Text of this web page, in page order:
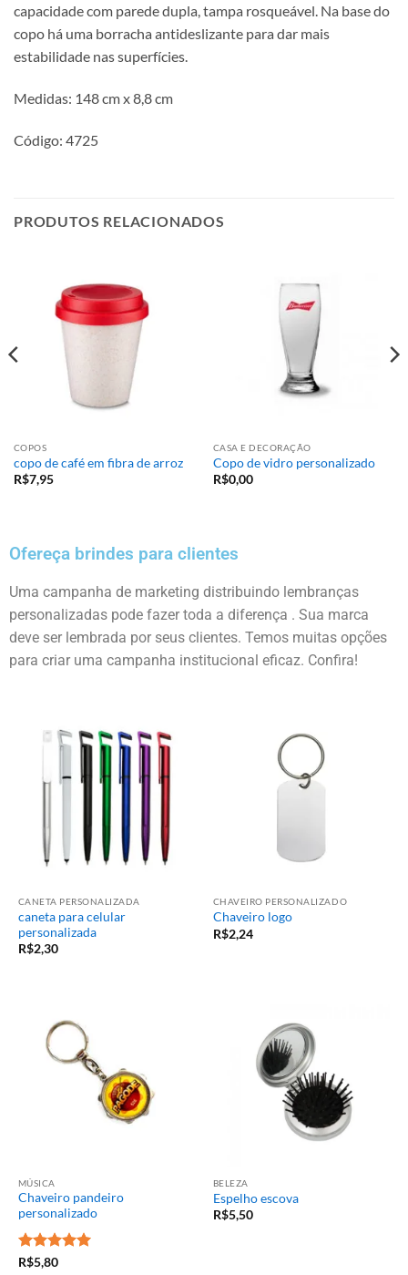
capacidade com parede dupla, tampa rosqueável. Na base do
copo há uma borracha antideslizante para dar mais
estabilidade nas superfícies.
Medidas: 148 cm x 8,8 cm
Código: 4725
PRODUTOS RELACIONADOS
COPOS
copo de café em fibra de arroz
R$7,95
CASA E DECORAÇÃO
Copo de vidro personalizado
R$0,00
Ofereça brindes para clientes
Uma campanha de marketing distribuindo lembranças
personalizadas pode fazer toda a diferença . Sua marca
deve ser lembrada por seus clientes. Temos muitas opções
para criar uma campanha institucional eficaz. Confira!
CANETA PERSONALIZADA
caneta para celular
personalizada
R$2,30
CHAVEIRO PERSONALIZADO
Chaveiro logo
R$2,24
MÚSICA
Chaveiro pandeiro
personalizado
Avaliação
R$5,80
BELEZA
Espelho escova
R$5,50